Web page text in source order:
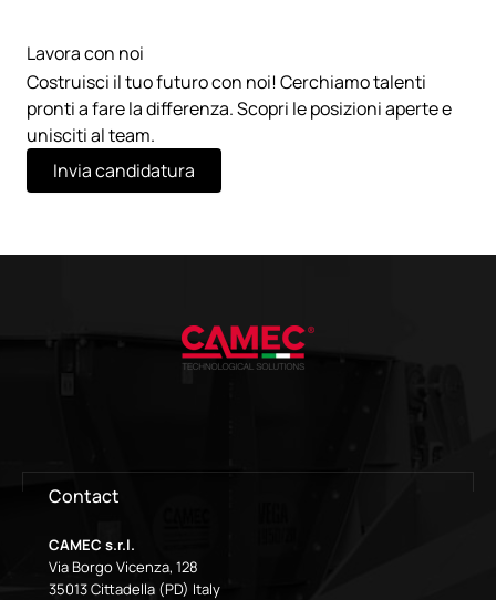
Lavora con noi
Costruisci il tuo futuro con noi! Cerchiamo talenti
pronti a fare la differenza. Scopri le posizioni aperte e
unisciti al team.
Invia candidatura
Contact
CAMEC s.r.l.
Via Borgo Vicenza, 128
35013 Cittadella (PD) Italy